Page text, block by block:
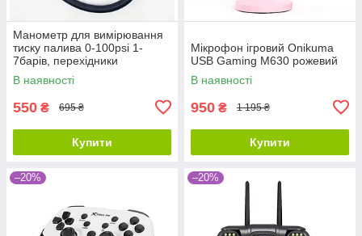
Манометр для вимірювання
тиску палива 0-100psi 1-
7барів, перехідники
В наявності
550 ₴ 695 ₴
Купити
Мікрофон ігровий Onikuma
USB Gaming M630 рожевий
В наявності
950 ₴ 1 195 ₴
Купити
–20% –20%